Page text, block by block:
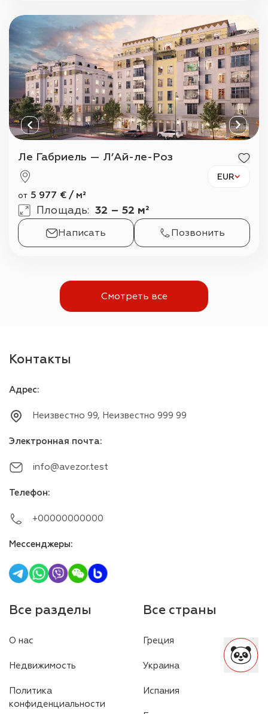
Ле Габриель — Л’Ай-ле-Роз
EUR
от 5 977 € / м²
Площадь: 32 – 52 м²
Написать Позвонить
Смотреть все
Контакты
Адрес:
Неизвестно 99, Неизвестно 999 99
Электронная почта:
info@avezor.test
Телефон:
+00000000000
Мессенджеры:
Все разделы
О нас
Недвижимость
Политика
конфиденциальности
Все страны
Греция
Украина
Испания